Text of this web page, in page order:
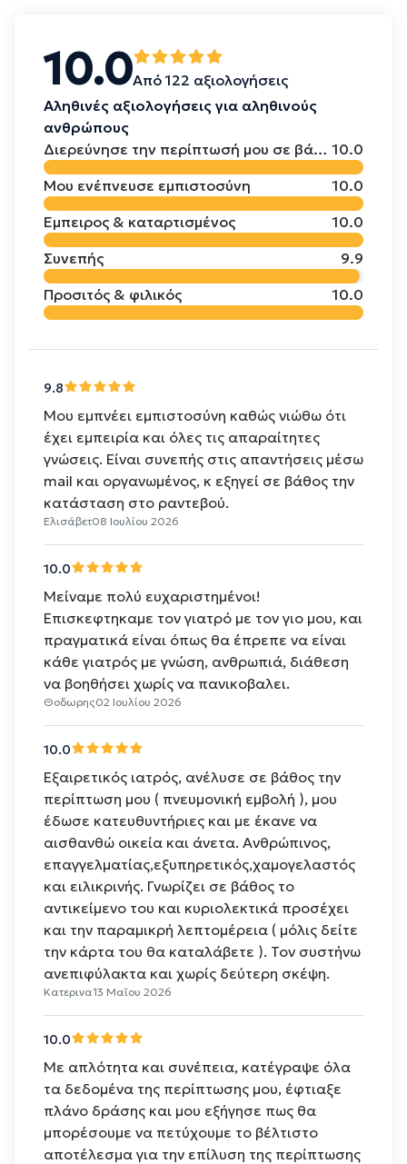
10.0Από 122 αξιολογήσεις
Αληθινές αξιολογήσεις για αληθινούς
ανθρώπους
Διερεύνησε την περίπτωσή μου σε βάθος 10.0
Μου ενέπνευσε εμπιστοσύνη
10.0
Έμπειρος & καταρτισμένος
10.0
Συνεπής
9.9
Προσιτός & φιλικός
10.0
9.8
Μου εμπνέει εμπιστοσύνη καθώς νιώθω ότι
έχει εμπειρία και όλες τις απαραίτητες
γνώσεις. Είναι συνεπής στις απαντήσεις μέσω
mail και οργανωμένος, κ εξηγεί σε βάθος την
κατάσταση στο ραντεβού.
Ελισάβετ08 Ιουλίου 2026
10.0
Μείναμε πολύ ευχαριστημένοι!
Επισκεφτηκαμε τον γιατρό με τον γιο μου, και
πραγματικά είναι όπως θα έπρεπε να είναι
κάθε γιατρός με γνώση, ανθρωπιά, διάθεση
να βοηθήσει χωρίς να πανικοβαλει.
Θοδωρης02 Ιουλίου 2026
10.0
Εξαιρετικός ιατρός, ανέλυσε σε βάθος την
περίπτωση μου ( πνευμονική εμβολή ), μου
έδωσε κατευθυντήριες και με έκανε να
αισθανθώ οικεία και άνετα. Ανθρώπινος,
επαγγελματίας,εξυπηρετικός,χαμογελαστός
και ειλικρινής. Γνωρίζει σε βάθος το
αντικείμενο του και κυριολεκτικά προσέχει
και την παραμικρή λεπτομέρεια ( μόλις δείτε
την κάρτα του θα καταλάβετε ). Τον συστήνω
ανεπιφύλακτα και χωρίς δεύτερη σκέψη.
Κατερινα13 Μαΐου 2026
10.0
Με απλότητα και συνέπεια, κατέγραψε όλα
τα δεδομένα της περίπτωσης μου, έφτιαξε
πλάνο δράσης και μου εξήγησε πως θα
μπορέσουμε να πετύχουμε το βέλτιστο
αποτέλεσμα για την επίλυση της περίπτωσης